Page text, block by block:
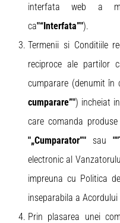
interfata web a
ca"“Interfata”").
Termenii si Conditiile
reciproce ale partilor
cumparare (denumit în
cumparare”") incheiat
care comanda
"„Cumparator”" sau
electronic al
impreuna cu Politica
inseparabila a
Prin plasarea unei